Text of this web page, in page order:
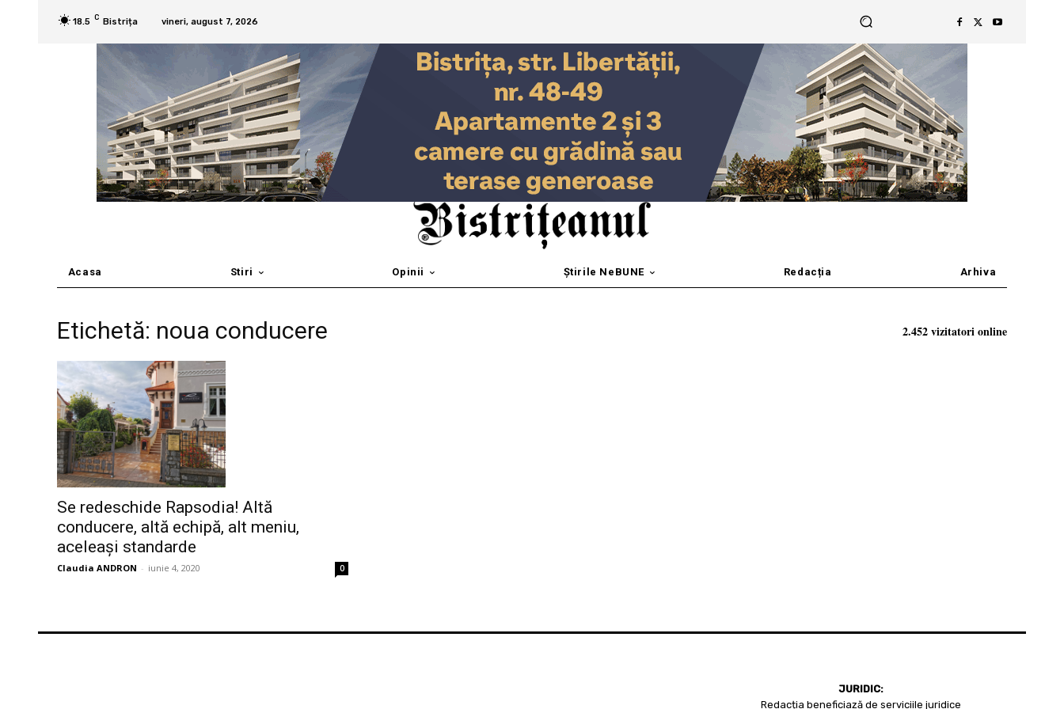
18.5 C Bistrița vineri, august 7, 2026
Acasa Stiri Opinii Știrile NeBUNE Redacția Arhiva
Etichetă: noua conducere
Se redeschide Rapsodia! Altă
conducere, altă echipă, alt meniu,
aceleași standarde
Claudia ANDRON - iunie 4, 2020 0
2.452 vizitatori online
JURIDIC:
Redacția beneficiază de serviciile juridice